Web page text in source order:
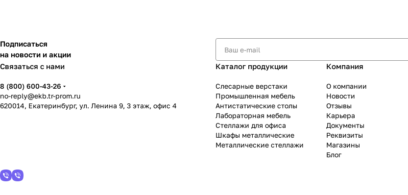
Подписаться
на новости и акции
Связаться с нами
8 (800) 600-43-26
no-reply@ekb.tr-prom.ru
620014, Екатеринбург, ул. Ленина 9, 3 этаж, офис 4
Каталог продукции
Слесарные верстаки
Промышленная мебель
Антистатические столы
Лабораторная мебель
Стеллажи для офиса
Шкафы металлические
Металлические стеллажи
Компания
О компании
Новости
Отзывы
Карьера
Документы
Реквизиты
Магазины
Блог